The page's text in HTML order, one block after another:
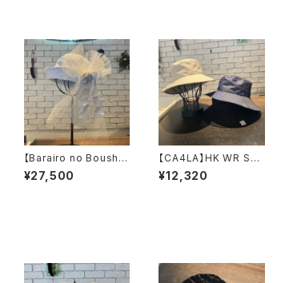
【Barairo no Boushi】
デコレーションセーラー
Hat ハット
¥27,500
【CA4LA】HK WR STA
ND HAT LB ハッ
ト DOU02154
¥12,320